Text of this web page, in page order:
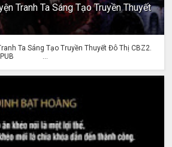
Tranh Ta Sáng Tạo Truyền Thuyết
Ta Sáng Tạo Truyền Thuyết Đô Thị CBZ2.
EPUB ...